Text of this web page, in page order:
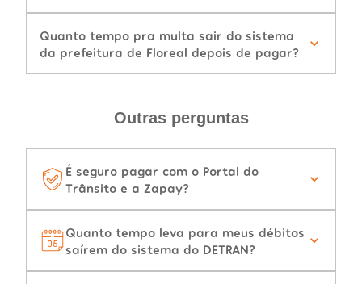
Quanto tempo pra multa sair do sistema
da prefeitura de Floreal depois de pagar?
Outras perguntas
É seguro pagar com o Portal do
Trânsito e a Zapay?
Quanto tempo leva para meus débitos
saírem do sistema do DETRAN?